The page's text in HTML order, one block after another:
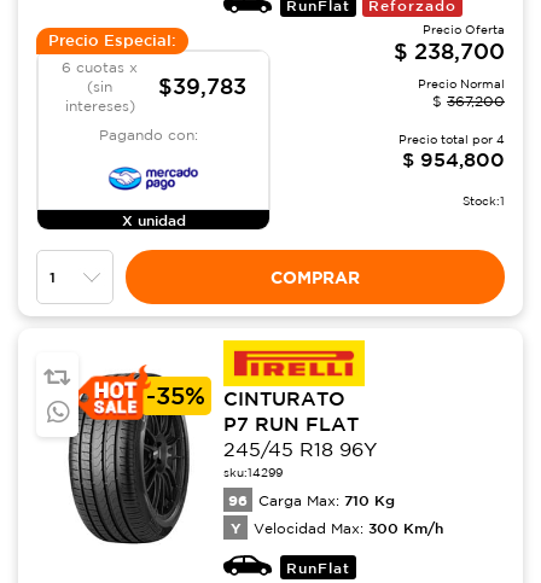
RunFlat Reforzado
Precio Especial:
6 cuotas x
(sin
intereses)
$39,783
Pagando con:
X unidad
Precio Oferta
$ 238,700
Precio Normal
$ 367,200
Precio total por 4
$ 954,800
Stock:1
COMPRAR
-35%
CINTURATO
P7 RUN FLAT
245/45 R18 96Y
sku:14299
96 Carga Max: 710 Kg
Y Velocidad Max: 300 Km/h
RunFlat